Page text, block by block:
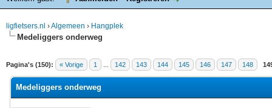
ligfietsers.nl ›Algemeen › Hangplek
Medeliggers onderweg
Pagina's (150): « Vorige 1 142 143 144 145 146 147 148
waardering is 3.86
Medeliggers onderweg